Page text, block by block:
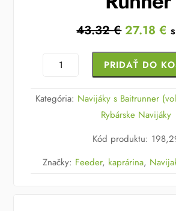
43.32€Original
was:
43.32 €.
27.18€
množstvo
UltraTec
PRIDAŤ DO
Kategória: Navijáky s Baitrunner
Rybárske Navijáky
Kód produktu:
Značky: Feeder, kaprárina,